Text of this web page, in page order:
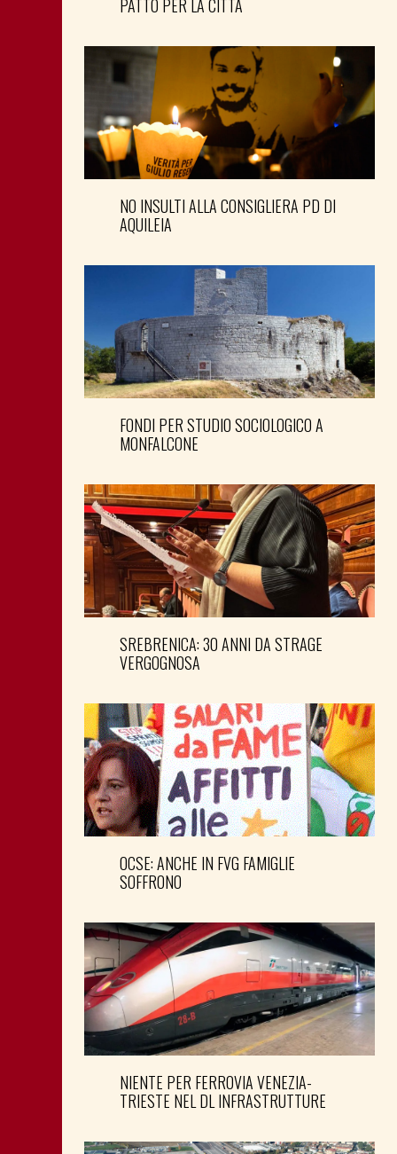
PATTO PER LA CITTÀ
NO INSULTI ALLA CONSIGLIERA PD DI
AQUILEIA
FONDI PER STUDIO SOCIOLOGICO A
MONFALCONE
SREBRENICA: 30 ANNI DA STRAGE
VERGOGNOSA
OCSE: ANCHE IN FVG FAMIGLIE
SOFFRONO
NIENTE PER FERROVIA VENEZIA-
TRIESTE NEL DL INFRASTRUTTURE